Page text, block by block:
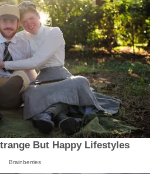
But Happy Lifestyles
Brainberries